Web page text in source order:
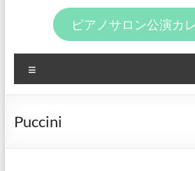
Musicピアノサロン公演カ
ニ
ー
Puccini